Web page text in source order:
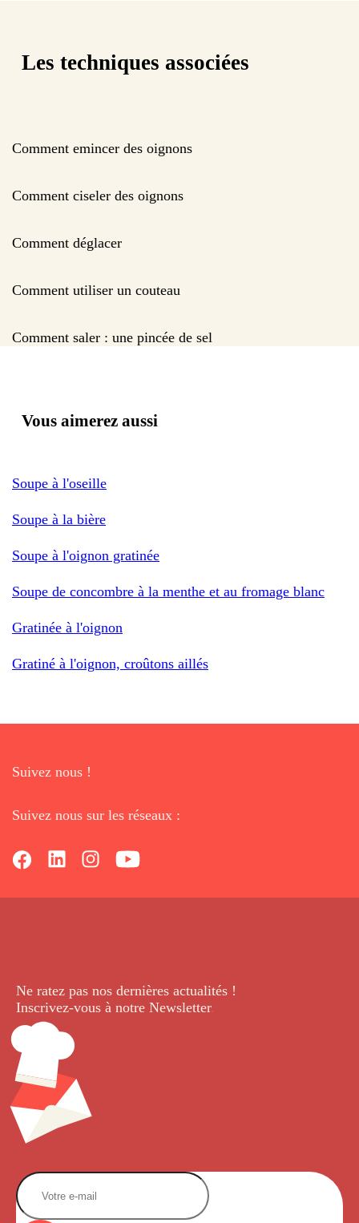
Les techniques associées
Comment emincer des oignons
Comment ciseler des oignons
Comment déglacer
Comment utiliser un couteau
Comment saler : une pincée de sel
Vous aimerez aussi
Soupe à l'oseille
Soupe à la bière
Soupe à l'oignon gratinée
Soupe de concombre à la menthe et au fromage blanc
Gratinée à l'oignon
Gratiné à l'oignon, croûtons aillés
Suivez nous !
Suivez nous sur les réseaux :
Ne ratez pas nos dernières actualités !
Inscrivez-vous à notre Newsletter.